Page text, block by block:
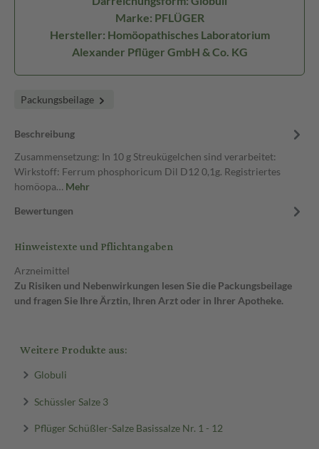
Marke: PFLÜGER
Hersteller: Homöopathisches Laboratorium
Alexander Pflüger GmbH & Co. KG
Packungsbeilage
Beschreibung
Zusammensetzung: In 10 g Streukügelchen sind verarbeitet:
Wirkstoff: Ferrum phosphoricum Dil D12 0,1g. Registriertes
homöopa… Mehr
Bewertungen
Hinweistexte und Pflichtangaben
Arzneimittel
Zu Risiken und Nebenwirkungen lesen Sie die Packungsbeilage
und fragen Sie Ihre Ärztin, Ihren Arzt oder in Ihrer Apotheke.
Weitere Produkte aus:
Globuli
Schüssler Salze 3
Pflüger Schüßler-Salze Basissalze Nr. 1 - 12